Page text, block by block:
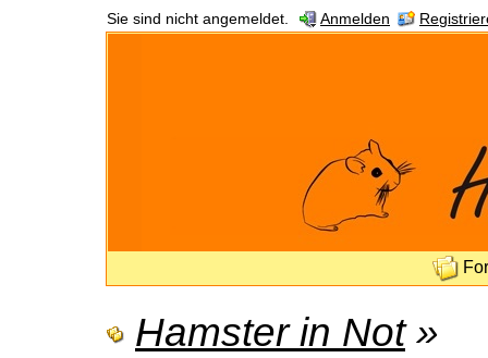
Sie sind nicht angemeldet. Anmelden
Hamster in Not»